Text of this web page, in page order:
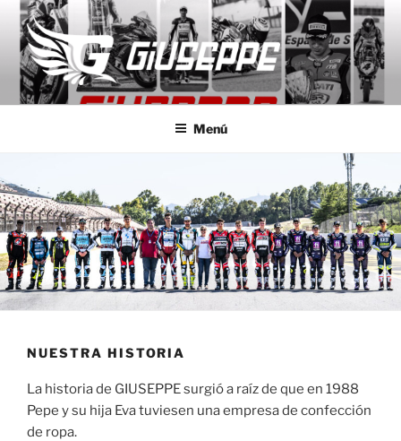
Saltar
contenido
GIUSEPPE MOTO
Monos de competición a medida
Menú
NUESTRA HISTORIA
La historia de GIUSEPPE surgió a raíz de que en 1988
Pepe y su hija Eva tuviesen una empresa de confección
de ropa.